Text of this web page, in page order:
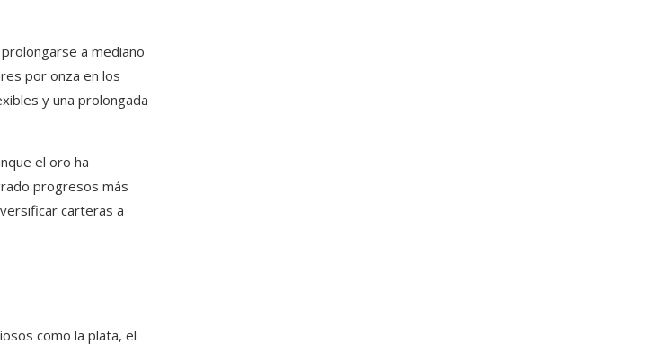
a mediano
por onza en los
y una prolongada
el oro ha
progresos más
carteras a
como la plata, el